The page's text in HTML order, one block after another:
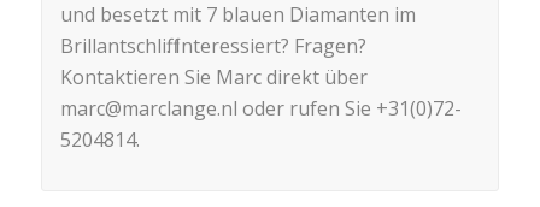
und besetzt mit 7 blauen Diamanten im
Brillantschliff. Interessiert? Fragen?
Kontaktieren Sie Marc direkt über
marc@marclange.nl oder rufen Sie +31(0)72-
5204814.